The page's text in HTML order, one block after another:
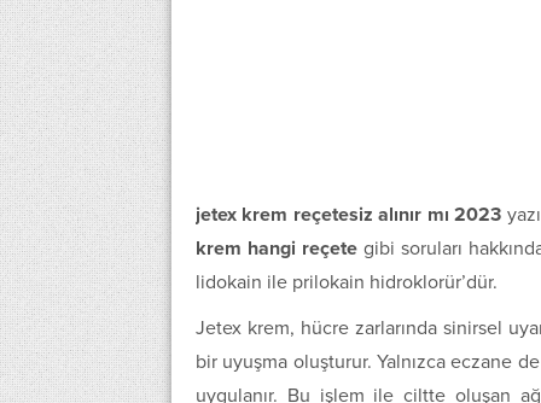
jetex krem reçetesiz alınır mı 2023
krem hangi reçetegibi soruları
lidokain ile prilokain hidroklorür’dür.
Jetex krem, hücre zarlarında sinirsel
bir uyuşma oluşturur. Yalnızca eczane
uygulanır. Bu işlem ile ciltte oluşan